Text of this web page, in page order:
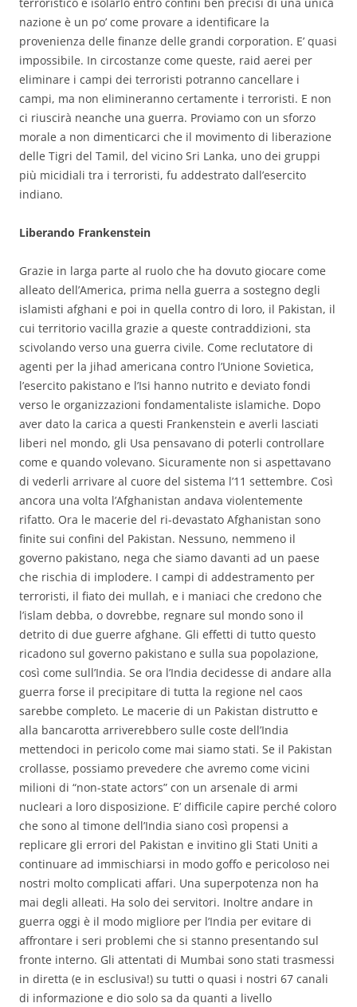
terroristico e isolarlo entro confini ben precisi di una unica
nazione è un po’ come provare a identificare la
provenienza delle finanze delle grandi corporation. E’ quasi
impossibile. In circostanze come queste, raid aerei per
eliminare i campi dei terroristi potranno cancellare i
campi, ma non elimineranno certamente i terroristi. E non
ci riuscirà neanche una guerra. Proviamo con un sforzo
morale a non dimenticarci che il movimento di liberazione
delle Tigri del Tamil, del vicino Sri Lanka, uno dei gruppi
più micidiali tra i terroristi, fu addestrato dall’esercito
indiano.
Liberando Frankenstein
Grazie in larga parte al ruolo che ha dovuto giocare come
alleato dell’America, prima nella guerra a sostegno degli
islamisti afghani e poi in quella contro di loro, il Pakistan, il
cui territorio vacilla grazie a queste contraddizioni, sta
scivolando verso una guerra civile. Come reclutatore di
agenti per la jihad americana contro l’Unione Sovietica,
l’esercito pakistano e l’Isi hanno nutrito e deviato fondi
verso le organizzazioni fondamentaliste islamiche. Dopo
aver dato la carica a questi Frankenstein e averli lasciati
liberi nel mondo, gli Usa pensavano di poterli controllare
come e quando volevano. Sicuramente non si aspettavano
di vederli arrivare al cuore del sistema l’11 settembre. Così
ancora una volta l’Afghanistan andava violentemente
rifatto. Ora le macerie del ri-devastato Afghanistan sono
finite sui confini del Pakistan. Nessuno, nemmeno il
governo pakistano, nega che siamo davanti ad un paese
che rischia di implodere. I campi di addestramento per
terroristi, il fiato dei mullah, e i maniaci che credono che
l’islam debba, o dovrebbe, regnare sul mondo sono il
detrito di due guerre afghane. Gli effetti di tutto questo
ricadono sul governo pakistano e sulla sua popolazione,
così come sull’India. Se ora l’India decidesse di andare alla
guerra forse il precipitare di tutta la regione nel caos
sarebbe completo. Le macerie di un Pakistan distrutto e
alla bancarotta arriverebbero sulle coste dell’India
mettendoci in pericolo come mai siamo stati. Se il Pakistan
crollasse, possiamo prevedere che avremo come vicini
milioni di “non-state actors” con un arsenale di armi
nucleari a loro disposizione. E’ difficile capire perché coloro
che sono al timone dell’India siano così propensi a
replicare gli errori del Pakistan e invitino gli Stati Uniti a
continuare ad immischiarsi in modo goffo e pericoloso nei
nostri molto complicati affari. Una superpotenza non ha
mai degli alleati. Ha solo dei servitori. Inoltre andare in
guerra oggi è il modo migliore per l’India per evitare di
affrontare i seri problemi che si stanno presentando sul
fronte interno. Gli attentati di Mumbai sono stati trasmessi
in diretta (e in esclusiva!) su tutti o quasi i nostri 67 canali
di informazione e dio solo sa da quanti a livello